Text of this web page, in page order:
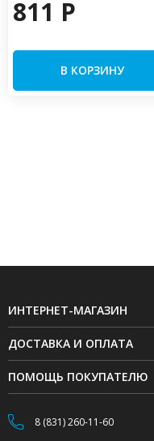
811 P
В КОРЗИНУ
ИНТЕРНЕТ-МАГАЗИН
ДОСТАВКА И ОПЛАТА
ПОМОЩЬ ПОКУПАТЕЛЮ
8 (831) 260-11-60